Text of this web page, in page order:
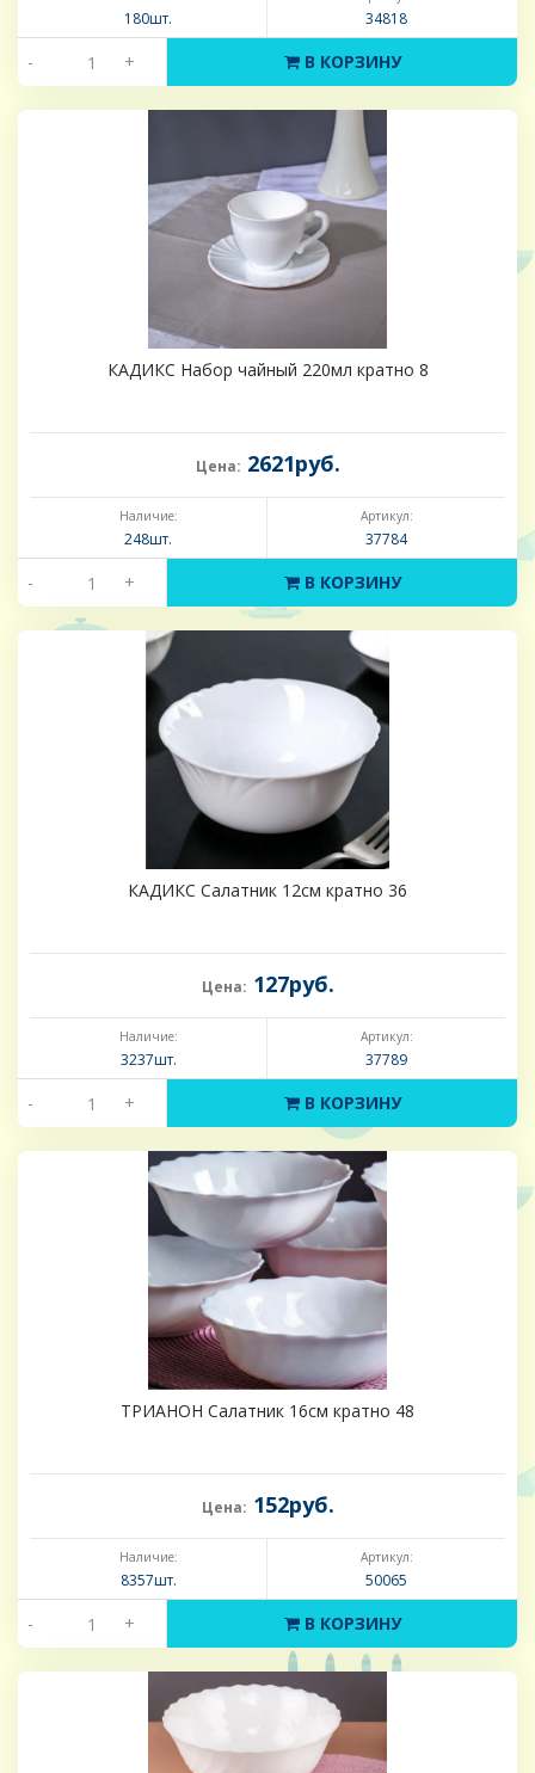
180шт. 34818
- + В КОРЗИНУ
КАДИКС Набор чайный 220мл кратно 8
Цена: 2621руб.
Наличие:
248шт.
Артикул:
37784
- + В КОРЗИНУ
КАДИКС Салатник 12см кратно 36
Цена: 127руб.
Наличие:
3237шт.
Артикул:
37789
- + В КОРЗИНУ
ТРИАНОН Салатник 16см кратно 48
Цена: 152руб.
Наличие:
8357шт.
Артикул:
50065
- + В КОРЗИНУ